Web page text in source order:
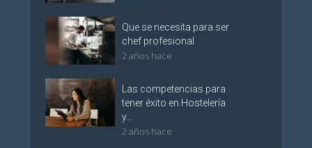
Que se necesita para ser
chef profesional
2 años hace
Las competencias para
tener éxito en Hostelería
y...
2 años hace